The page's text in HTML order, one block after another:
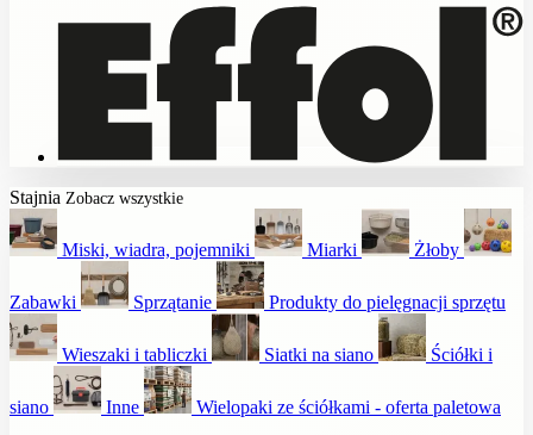
Stajnia Zobacz wszystkie
Miski, wiadra, pojemniki Miarki Żłoby
Zabawki Sprzątanie Produkty do pielęgnacji sprzętu
Wieszaki i tabliczki Siatki na siano Ściółki i
siano Inne
Wielopaki ze ściółkami - oferta paletowa